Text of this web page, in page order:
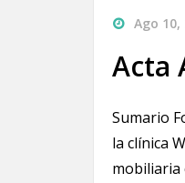
Ago 10,
Acta
Sumario
la clínica
mobiliaria